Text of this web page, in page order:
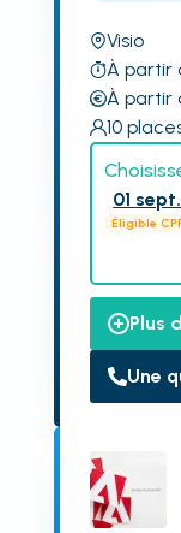
Visio
À partir
À partir
10
01 sept.
Éligible
Plus
Une